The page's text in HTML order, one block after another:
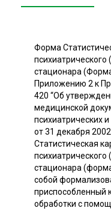
Форма
психиатрического
стационара
Приложению 2 к
420 “Об
медицинской
психиатрических
от 31 декабря
Статистическая
психиатрического
стационара
собой
приспособленный
обработки с